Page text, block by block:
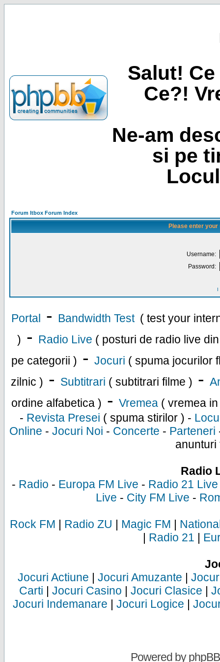
Salut!
Ce?!
Ne-am
si pe
Forum Itbox Forum Index
Please enter
Username:
Password:
I
Portal - Bandwidth Test ( test your
) - Radio Live ( posturi de radio live
pe categorii ) - Jocuri ( spuma jocurilor
zilnic ) - Subtitrari ( subtitrari filme ) -
ordine alfabetica ) - Vremea ( vremea
- Revista Presei ( spuma stirilor ) -
Online - Jocuri Noi - Concerte - Parteneri
anunturi
Radio
- Radio - Europa FM Live - Radio 21 Live
Live - City FM Live -
Rock FM | Radio ZU | Magic FM |
| Radio 21 |
Jocuri Actiune | Jocuri Amuzante |
Carti | Jocuri Casino | Jocuri Clasice |
Jocuri Indemanare | Jocuri Logice |
Powered byphpBB